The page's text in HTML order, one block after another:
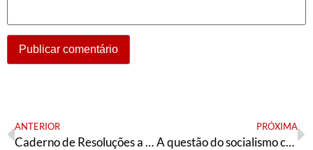
ANTERIOR
Caderno de Resoluções a 10ª Conferência Sindical Nacional da AE
PRÓXIMA
A questão do socialismo chinês